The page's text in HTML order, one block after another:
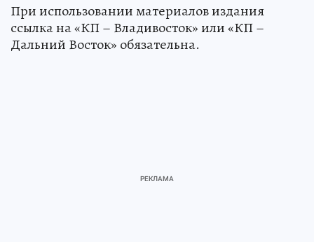
При использовании материалов издания
ссылка на «КП – Владивосток» или «КП –
Дальний Восток» обязательна.